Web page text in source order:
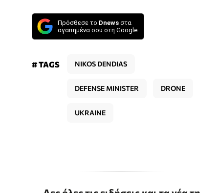
Πρόσθεσε το Dnews στα
αγαπημένα σου στη Google
# TAGS NIKOS DENDIAS
DEFENSE MINISTER DRONE
UKRAINE